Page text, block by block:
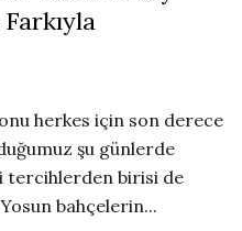
herkes için son derece
şu günlerde
tercihlerden birisi de
bahçelerin...